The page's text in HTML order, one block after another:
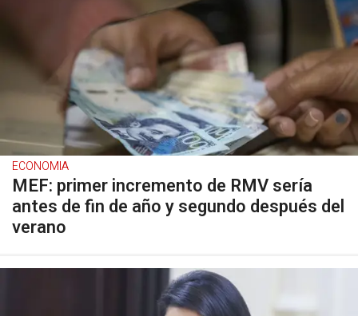
ECONOMIA
MEF: primer incremento de RMV sería
antes de fin de año y segundo después del
verano